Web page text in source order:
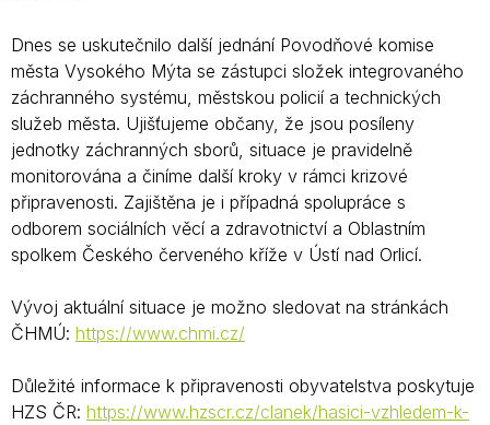
Dnes se uskutečnilo další jednání Povodňové komise
města Vysokého Mýta se zástupci složek integrovaného
záchranného systému, městskou policií a technických
služeb města. Ujišťujeme občany, že jsou posíleny
jednotky záchranných sborů, situace je pravidelně
monitorována a činíme další kroky v rámci krizové
připravenosti. Zajištěna je i případná spolupráce s
odborem sociálních věcí a zdravotnictví a Oblastním
spolkem Českého červeného kříže v Ústí nad Orlicí.
Vývoj aktuální situace je možno sledovat na stránkách
ČHMÚ: https://www.chmi.cz/
Důležité informace k připravenosti obyvatelstva poskytuje
HZS ČR: https://www.hzscr.cz/clanek/hasici-vzhledem-k-